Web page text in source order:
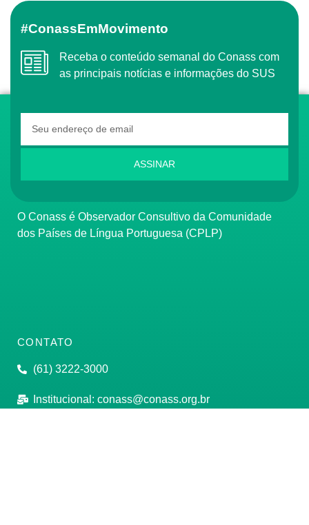
#ConassEmMovimento
Receba o conteúdo semanal do Conass com
as principais notícias e informações do SUS
ASSINAR
O Conass é Observador Consultivo da Comunidade
dos Países de Língua Portuguesa (CPLP)
CONTATO
(61) 3222-3000
Institucional: conass@conass.org.br